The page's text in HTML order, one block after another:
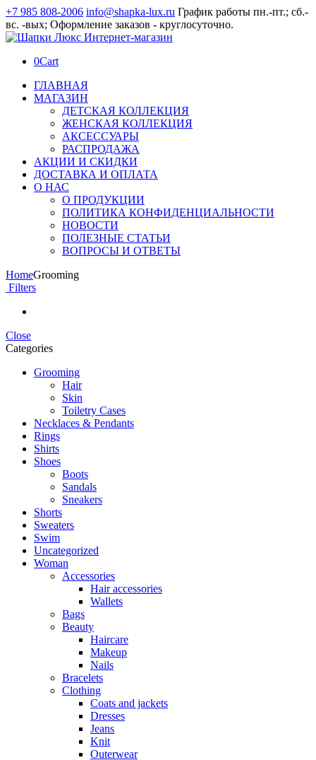
+7 985 808-2006 info@shapka-lux.ru График работы пн.-пт.; сб.-
вс. -вых; Оформление заказов - круглосуточно.
0Cart
ГЛАВНАЯ
МАГАЗИН
ДЕТСКАЯ КОЛЛЕКЦИЯ
ЖЕНСКАЯ КОЛЛЕКЦИЯ
АКСЕССУАРЫ
РАСПРОДАЖА
АКЦИИ И СКИДКИ
ДОСТАВКА И ОПЛАТА
О НАС
О ПРОДУКЦИИ
ПОЛИТИКА КОНФИДЕНЦИАЛЬНОСТИ
НОВОСТИ
ПОЛЕЗНЫЕ СТАТЬИ
ВОПРОСЫ И ОТВЕТЫ
HomeGrooming
Filters
Close
Categories
Grooming
Hair
Skin
Toiletry Cases
Necklaces & Pendants
Rings
Shirts
Shoes
Boots
Sandals
Sneakers
Shorts
Sweaters
Swim
Uncategorized
Woman
Accessories
Hair accessories
Wallets
Bags
Beauty
Haircare
Makeup
Nails
Bracelets
Clothing
Coats and jackets
Dresses
Jeans
Knit
Outerwear